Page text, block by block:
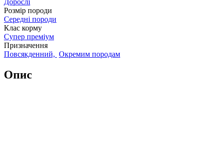
Дорослі
Розмір породи
Середні породи
Клас корму
Супер преміум
Призначення
Повсякденний, Окремим породам
Опис